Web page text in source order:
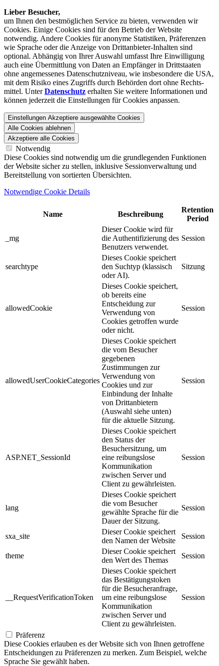
Lieber Besucher,
um Ihnen den best­möglichen Service zu bieten, verwenden wir
Cookies. Einige Cookies sind für den Betrieb der Website
notwendig. Andere Cookies für anonyme Statistiken, Präferenzen
wie Sprache oder die Anzeige von Dritt­anbieter-Inhalten sind
optional. Abhängig von Ihrer Auswahl umfasst Ihre Einwilligung
auch eine Übermittlung von Daten an Empfänger in Drittstaaten
ohne angemessenes Daten­schutz­niveau, wie insbesondere die USA,
mit dem Risiko eines Zugriffs durch Behörden dort ohne Rechts­
mittel. UnterDatenschutz erhalten Sie weitere Informationen und
können jederzeit die Einstellungen für Cookies anpassen.
Einstellungen Akzeptiere ausgewählte Cookies
Alle Cookies ablehnen
Akzeptiere alle Cookies
Notwendig
Diese Cookies sind notwendig um die grundlegenden Funktionen
der Website sicher zu stellen, inklusive Sessionverwaltung und
Bereitstellung von sortierten Übersichten.
Notwendige Cookie Details
Name Beschreibung
Retention
Period
_mg
Dieser Cookie wird für
die Authentifizierung des
Benutzers verwendet.
Session
searchtype
Dieses Cookie speichert
den Suchtyp (klassisch
oder AI).
Sitzung
allowedCookie
Dieses Cookie speichert,
ob bereits eine
Entscheidung zur
Verwendung von
Cookies getroffen wurde
oder nicht.
Session
allowedUserCookieCategories
Dieses Cookie speichert
die vom Besucher
gegebenen
Zustimmungen zur
Verwendung von
Cookies und zur
Einbindung der Inhalte
von Drittanbietern
(Auswahl siehe unten)
für die aktuelle Sitzung.
Session
ASP.NET_SessionId
Dieses Cookie speichert
den Status der
Besuchersitzung, um
eine reibungslose
Kommunikation
zwischen Server und
Client zu gewährleisten.
Session
lang
Dieses Cookie speichert
die vom Besucher
gewählte Sprache für die
Dauer der Sitzung.
Session
sxa_site
Dieser Cookie speichert
den Namen der Website
Session
theme
Dieser Cookie speichert
den Wert des Themas
Session
__RequestVerificationToken
Dieses Cookie speichert
das Bestätigungstoken
für die Besucheranfrage,
um eine reibungslose
Kommunikation
zwischen Server und
Client zu gewährleisten.
Session
Präferenz
Diese Cookies erlauben es der Website sich von Ihnen getroffene
Entscheidungen zu Präferenzen zu merken. Zum Beispiel, welche
Sprache Sie gewählt haben.